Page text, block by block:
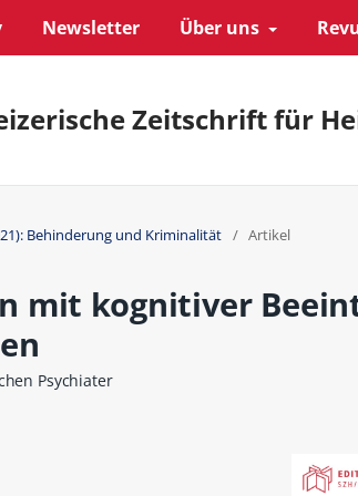
Newsletter Über uns
Zeitschrift für
Behinderung und Kriminalität / Artikel
mit kognitiver
Psychiater